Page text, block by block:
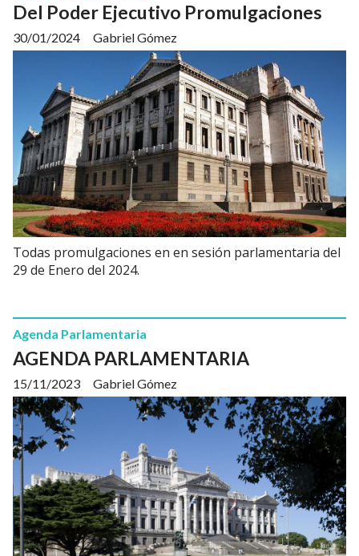
Del Poder Ejecutivo Promulgaciones
Gabriel Gómez
30/01/2024
Todas promulgaciones en en sesión parlamentaria del
29 de Enero del 2024.
AGENDA PARLAMENTARIA
Gabriel Gómez
Agenda Parlamentaria
15/11/2023